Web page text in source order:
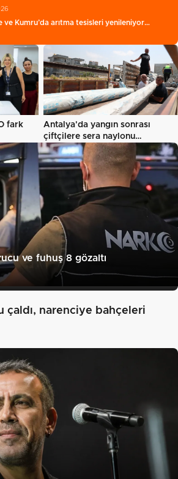
ve Kumru’da arıtma tesisleri yenileniyor…
fark
Antalya'da yangın sonrası
çiftçilere sera naylonu…
ve fuhuş 8 gözaltı
çaldı, narenciye bahçeleri